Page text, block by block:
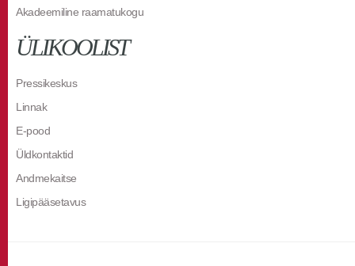
Akadeemiline raamatukogu
ÜLIKOOLIST
Pressikeskus
Linnak
E-pood
Üldkontaktid
Andmekaitse
Ligipääsetavus